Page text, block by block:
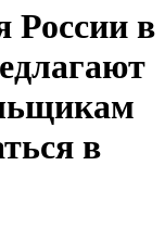
России в
в